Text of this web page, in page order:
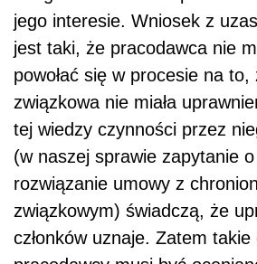
jego interesie. Wniosek z
jest taki, że pracodawca nie
powołać się w procesie na
związkowa nie miała
tej wiedzy czynności przez
(w naszej sprawie zapytanie
rozwiązanie umowy z
związkowym) świadczą, że
członków uznaje. Zatem takie